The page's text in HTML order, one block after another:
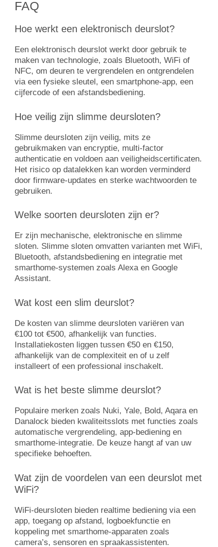
FAQ
Hoe werkt een elektronisch deurslot?
Een elektronisch deurslot werkt door gebruik te
maken van technologie, zoals Bluetooth, WiFi of
NFC, om deuren te vergrendelen en ontgrendelen
via een fysieke sleutel, een smartphone-app, een
cijfercode of een afstandsbediening.
Hoe veilig zijn slimme deursloten?
Slimme deursloten zijn veilig, mits ze
gebruikmaken van encryptie, multi-factor
authenticatie en voldoen aan veiligheidscertificaten.
Het risico op datalekken kan worden verminderd
door firmware-updates en sterke wachtwoorden te
gebruiken.
Welke soorten deursloten zijn er?
Er zijn mechanische, elektronische en slimme
sloten. Slimme sloten omvatten varianten met WiFi,
Bluetooth, afstandsbediening en integratie met
smarthome-systemen zoals Alexa en Google
Assistant.
Wat kost een slim deurslot?
De kosten van slimme deursloten variëren van
€100 tot €500, afhankelijk van functies.
Installatiekosten liggen tussen €50 en €150,
afhankelijk van de complexiteit en of u zelf
installeert of een professional inschakelt.
Wat is het beste slimme deurslot?
Populaire merken zoals Nuki, Yale, Bold, Aqara en
Danalock bieden kwaliteitsslots met functies zoals
automatische vergrendeling, app-bediening en
smarthome-integratie. De keuze hangt af van uw
specifieke behoeften.
Wat zijn de voordelen van een deurslot met
WiFi?
WiFi-deursloten bieden realtime bediening via een
app, toegang op afstand, logboekfunctie en
koppeling met smarthome-apparaten zoals
camera’s, sensoren en spraakassistenten.